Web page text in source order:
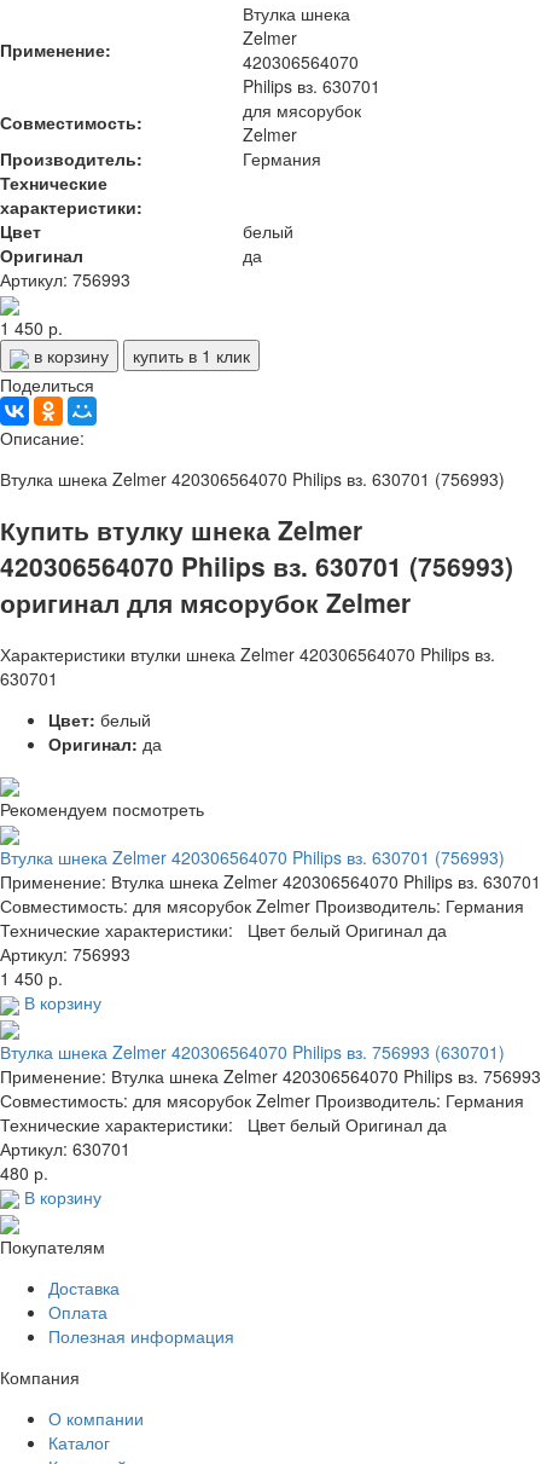
Применение:
Втулка шнека
Zelmer
420306564070
Philips вз. 630701
Совместимость:
для мясорубок
Zelmer
Производитель:
Германия
Технические
характеристики:
Цвет
белый
Оригинал
да
Артикул: 756993
1 450 р.
в корзину
купить в 1 клик
Поделиться
Описание:
Втулка шнека Zelmer 420306564070 Philips вз. 630701 (756993)
Купить втулку шнека Zelmer
420306564070 Philips вз. 630701 (756993)
оригинал для мясорубок Zelmer
Характеристики втулки шнека Zelmer 420306564070 Philips вз.
630701
Цвет: белый
Оригинал: да
Рекомендуем посмотреть
Втулка шнека Zelmer 420306564070 Philips вз. 630701 (756993)
Применение: Втулка шнека Zelmer 420306564070 Philips вз. 630701
Совместимость: для мясорубок Zelmer Производитель: Германия
Технические характеристики: Цвет белый Оригинал да
Артикул: 756993
1 450 р.
В корзину
Втулка шнека Zelmer 420306564070 Philips вз. 756993 (630701)
Применение: Втулка шнека Zelmer 420306564070 Philips вз. 756993
Совместимость: для мясорубок Zelmer Производитель: Германия
Технические характеристики: Цвет белый Оригинал да
Артикул: 630701
480 р.
В корзину
Покупателям
Доставка
Оплата
Полезная информация
Компания
О компании
Каталог